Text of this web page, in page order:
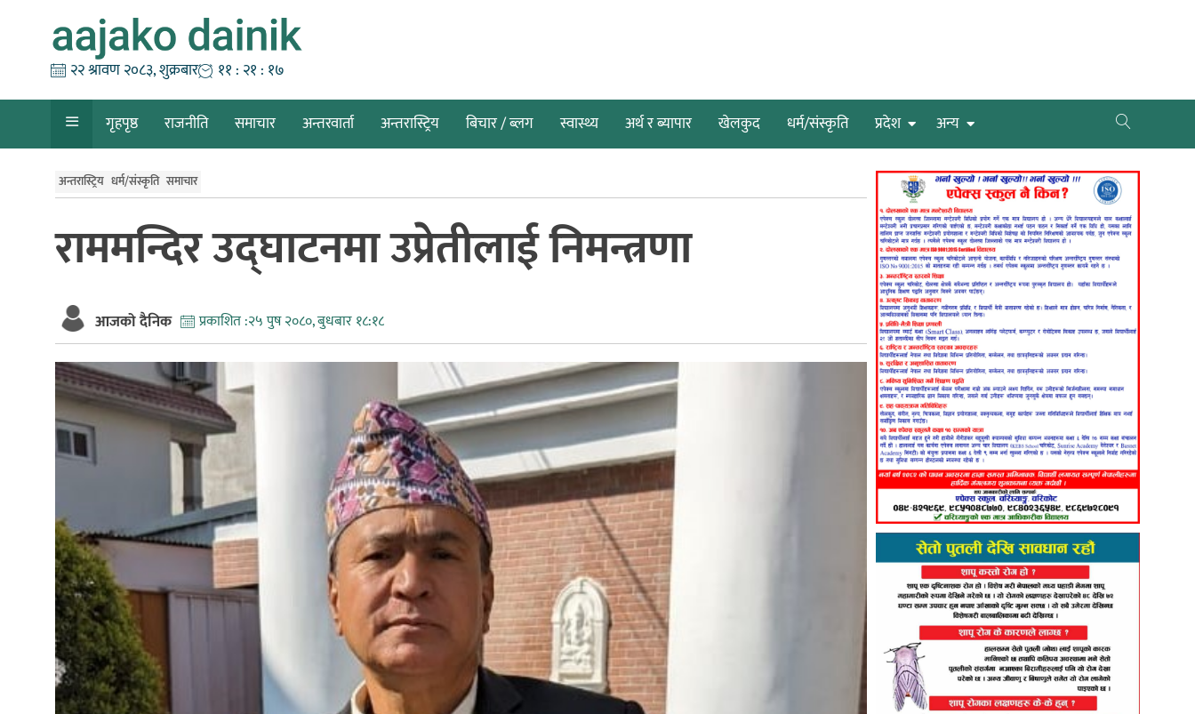
२२ श्रावण २०८३, शुक्रबार ११ : २१ : १७
गृहपृष्ठ राजनीति समाचार अन्तरवार्ता अन्तरास्ट्रिय बिचार / ब्लग स्वास्थ्य अर्थ र ब्यापार खेलकुद धर्म/संस्कृति प्रदेश अन्य
अन्तरास्ट्रिय धर्म/संस्कृति समाचार
राममन्दिर उद्घाटनमा उप्रेतीलाई निमन्त्रणा
आजको दैनिक प्रकाशित :२५ पुष २०८०, बुधबार १८:१८